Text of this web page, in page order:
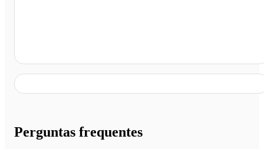
Perguntas frequentes